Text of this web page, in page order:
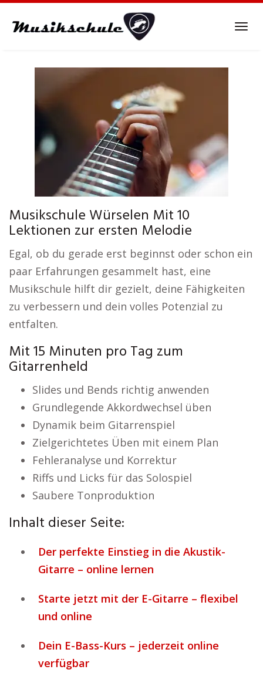
Musikschule Würselen Mit 10
Lektionen zur ersten Melodie
Egal, ob du gerade erst beginnst oder schon ein
paar Erfahrungen gesammelt hast, eine
Musikschule hilft dir gezielt, deine Fähigkeiten
zu verbessern und dein volles Potenzial zu
entfalten.
Mit 15 Minuten pro Tag zum
Gitarrenheld
Slides und Bends richtig anwenden
Grundlegende Akkordwechsel üben
Dynamik beim Gitarrenspiel
Zielgerichtetes Üben mit einem Plan
Fehleranalyse und Korrektur
Riffs und Licks für das Solospiel
Saubere Tonproduktion
Inhalt dieser Seite:
Der perfekte Einstieg in die Akustik-
Gitarre – online lernen
Starte jetzt mit der E-Gitarre – flexibel
und online
Dein E-Bass-Kurs – jederzeit online
verfügbar